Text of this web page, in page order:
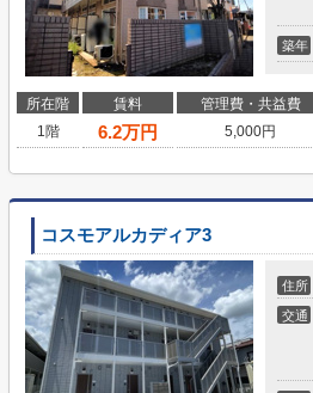
築年
所在階 賃料 管理費・共益費
1階
6.2万円 5,000円
コスモアルカディア3
住所
交通